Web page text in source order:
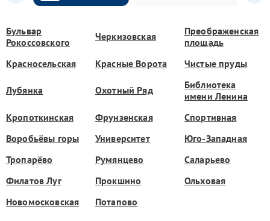
Бульвар
Рокоссовского
Черкизовская
Преображенская
площадь
Красносельская
Красные Ворота Чистые пруды
Лубянка Охотный Ряд
Библиотека
имени Ленина
Кропоткинская
Фрунзенская
Спортивная
Воробьёвы горы
Университет
Юго-Западная
Тропарёво
Румянцево
Саларьево
Филатов Луг
Прокшино
Ольховая
Новомосковская
Потапово